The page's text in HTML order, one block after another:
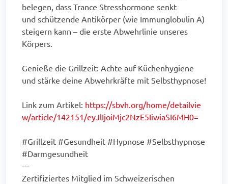
belegen, dass Trance Stresshormone senkt
und schützende Antikörper (wie Immunglobulin A)
steigern kann – die erste Abwehrlinie unseres
Körpers.
Genieße die Grillzeit: Achte auf Küchenhygiene
und stärke deine Abwehrkräfte mit Selbsthypnose!
Link zum Artikel: https://sbvh.org/home/detailvie
w/article/142151/eyJlIjoiMjc2NzE5IiwiaSI6MH0=
#Grillzeit #Gesundheit #Hypnose #Selbsthypnose
#Darmgesundheit
---
Zertifiziertes Mitglied im Schweizerischen